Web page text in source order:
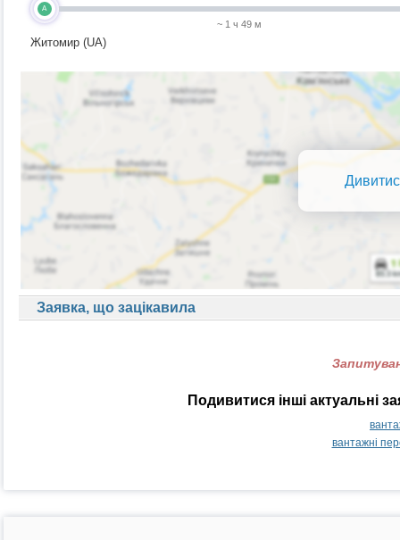
A
Житомир (UA)
~ 1 ч 49 м
Заявка, що зацікавила
Подивитися інші актуальні
вантажні